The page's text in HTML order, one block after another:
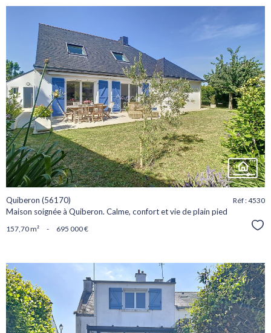
voir le
bien
Quiberon (56170)
Maison soignée à Quiberon. Calme, confort et vie de plain pied
Réf : 4530
157,70 m² - 695 000 €